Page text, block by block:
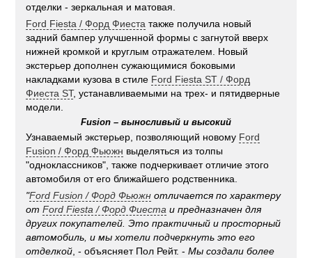
отделки - зеркальная и матовая.
Ford Fiesta / Форд Фиеста также получила новый
задний бампер улучшенной формы с загнутой вверх
нижней кромкой и круглым отражателем. Новый
экстерьер дополнен сужающимися боковыми
накладками кузова в стиле Ford Fiesta ST / Форд
Фиеста ST, устанавливаемыми на трех- и пятидверные
модели.
Fusion – выносливый и высокий
Узнаваемый экстерьер, позволяющий новому Ford
Fusion / Форд Фьюжн выделяться из толпы
"одноклассников", также подчеркивает отличие этого
автомобиля от его ближайшего родственника.
"Ford Fusion /Форд Фьюжн отличается по характеру
отFord Fiesta /Форд Фиеста и предназначен для
других покупателей. Это практичный и просторный
автомобиль, и мы хотели подчеркнуть это его
отделкой , - объясняет Пол Рейт. -Мы создали более